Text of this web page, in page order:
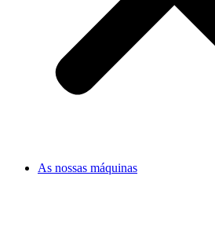
As nossas máquinas